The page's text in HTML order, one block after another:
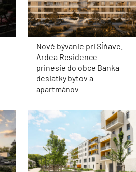
Nové bývanie pri Sĺňave.
Ardea Residence
prinesie do obce Banka
desiatky bytov a
apartmánov